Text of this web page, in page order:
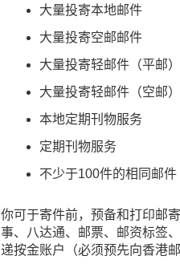
大量投寄本地邮件
大量投寄空邮邮件
大量投寄轻邮件（平邮）
大量投寄轻邮件（空邮）
本地定期刊物服务
定期刊物服务
不少于100件的相同邮件
你可于寄件前，预备和打印邮
事、八达通、邮票、邮资标签
递按金账户（必须预先向香港